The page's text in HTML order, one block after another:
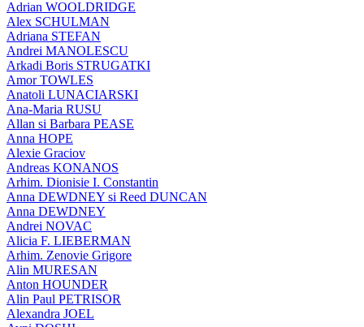
Adrian WOOLDRIDGE
Alex SCHULMAN
Adriana STEFAN
Andrei MANOLESCU
Arkadi Boris STRUGATKI
Amor TOWLES
Anatoli LUNACIARSKI
Ana-Maria RUSU
Allan si Barbara PEASE
Anna HOPE
Alexie Graciov
Andreas KONANOS
Arhim. Dionisie I. Constantin
Anna DEWDNEY si Reed DUNCAN
Anna DEWDNEY
Andrei NOVAC
Alicia F. LIEBERMAN
Arhim. Zenovie Grigore
Alin MURESAN
Anton HOUNDER
Alin Paul PETRISOR
Alexandra JOEL